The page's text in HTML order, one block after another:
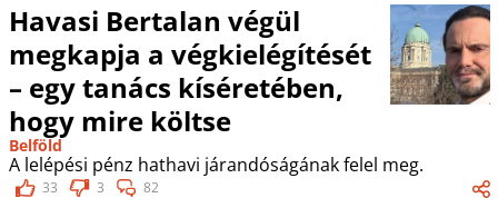
Havasi Bertalan végül
megkapja a végkielégítését
– egy tanács kíséretében,
hogy mire költse
Belföld
A lelépési pénz hathavi járandóságának felel meg.
33 3 82